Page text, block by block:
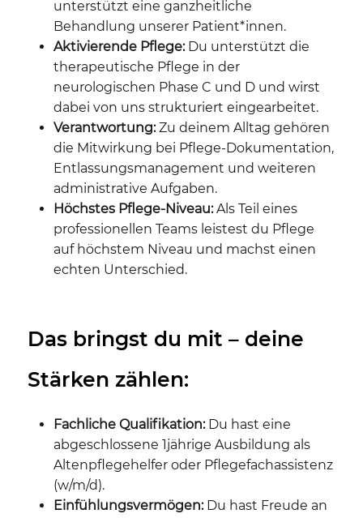
unterstützt eine ganzheitliche
Behandlung unserer Patient*innen.
Aktivierende Pflege: Du unterstützt die
therapeutische Pflege in der
neurologischen Phase C und D und wirst
dabei von uns strukturiert eingearbeitet.
Verantwortung:Zu deinem Alltag gehören
die Mitwirkung bei Pflege-Dokumentation,
Entlassungsmanagement und weiteren
administrative Aufgaben.
Höchstes Pflege-Niveau:Als Teil eines
professionellen Teams leistest du Pflege
auf höchstem Niveau und machst einen
echten Unterschied.
Das bringst du mit – deine
Stärken zählen:
Fachliche Qualifikation: Du hast eine
abgeschlossene 1jährige Ausbildung als
Altenpflegehelfer oder Pflegefachassistenz
(w/m/d).
Einfühlungsvermögen: Du hast Freude an